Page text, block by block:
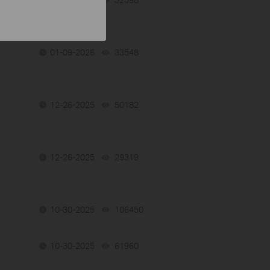
01-09-2026 33548
12-26-2025 50182
12-26-2025 29319
10-30-2025 106450
10-30-2025 61960